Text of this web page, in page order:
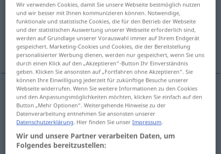
Übersicht aller Übersetzungen
(Für mehr Details die Übersetzung anklicken/antippen)
inmediatamente, ahora mismo, en el acto, en
seguida
inmediatamente sofort
enseguida sofort
ahoramismo sofort(≈ jetzt gleich)
Wir verwenden Cookies, damit Sie unsere Webseite bestmöglich nutzen
und wir besser mit Ihnen kommunizieren können. Notwendige,
funktionale und statistische Cookies, die für den Betrieb der Webseite
und der statistischen Auswertung unserer Webseite erforderlich sind,
werden auf Grundlage unserer Vorauswahl immer auf Ihrem Endgerät
gespeichert. Marketing-Cookies und Cookies, die der Bereitstellung
personalisierter Werbung dienen, werden nur gespeichert, wenn Sie uns
durch einen Klick auf den „Akzeptieren“-Button Ihr Einverständnis
geben. Klicken Sie ansonsten auf „Fortfahren ohne Akzeptieren“. Sie
können Ihre Einwilligung jederzeit für zukünftige Besuche unserer
Webseite widerrufen. Wenn Sie weitere Informationen zu den Cookies
und den Anpassungsmöglichkeiten möchten, klicken Sie einfach auf den
Button „Mehr Optionen“. Weitergehende Hinweise zu der
Datenverarbeitung entnehmen Sie ansonsten unserer
Datenschutzerklärung. Hier finden Sie unserImpressum.
Wir und unsere Partner verarbeiten Daten, um
Folgendes bereitzustellen: